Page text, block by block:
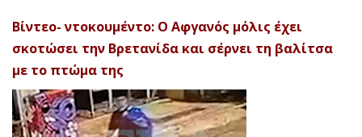
Βίντεο- ντοκουμέντο: Ο Αφγανός μόλις έχει
σκοτώσει την Βρετανίδα και σέρνει τη βαλίτσα
με το πτώμα της